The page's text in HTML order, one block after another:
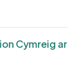
Cymreig ar